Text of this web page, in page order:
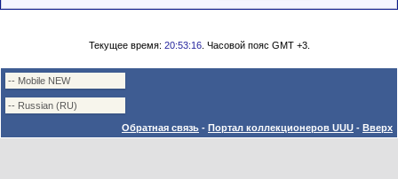
Текущее время: 20:53:16. Часовой пояс GMT +3.
Обратная связь - Портал коллекционеров UUU - Вверх